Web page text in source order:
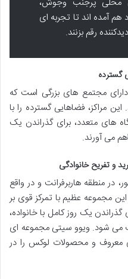
آمده اند تا تجربه ای
رقم بزنند.
گسترده
دارای مجتمع های بزرگی است که
مراکز، فضاهایی گسترده را با
های متعدد، برای گذراندن یک
می آورند.
در منطقه هاربرفرانت و در واقع
این مجموعه عظیم با تمرکز قوی بر
یک روز کامل با خانواده،
شود. ویوو سیتی مجموعه ای
معروف و محصولات لوکس را در